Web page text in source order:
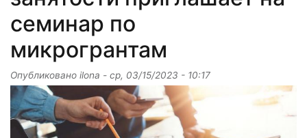
семинар по
микрогрантам
Опубликовано ilona - ср, 03/15/2023 - 10:17